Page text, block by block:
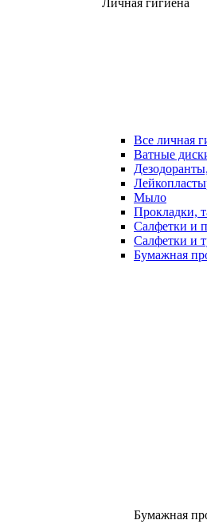
Личная гигиена
Все личная
Ватные
Мыло
Прокладки,
Салфетки и
Салфетки и
Бумажная
Бумажная